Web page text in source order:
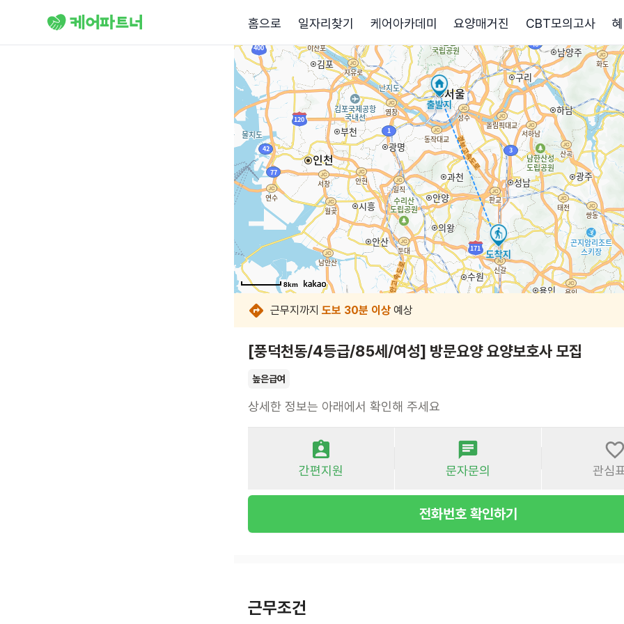
홈으로 일자리찾기 케어아카데미 요양매거진 CBT모의고사
8km
8km
8km
8km
8km
8km
8km
근무지까지 도보 30분 이상 예상
[풍덕천동/4등급/85세/여성] 방문요양 요양보호사 모집
높은급여
상세한 정보는 아래에서 확인해 주세요
간편지원 문자문의 관심
전화번호 확인하기
근무조건